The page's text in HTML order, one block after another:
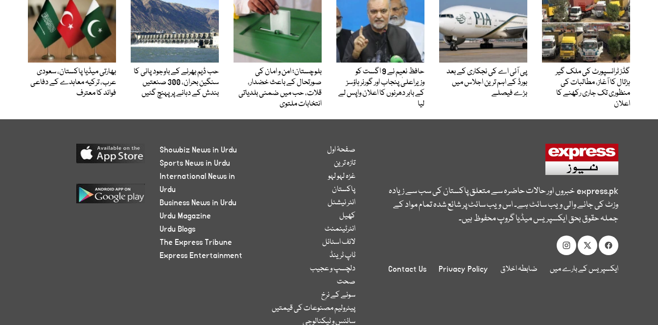
گڈز ٹرانسپورٹ کی ملک گیر
ہڑتال کا آغاز، مطالبات کی
منظوری تک جاری رکھنے کا
اعلان
پی آئی اے کی نجکاری کے بعد
بورڈ کے اہم ترین اجلاس میں
بڑے فیصلے
حافظ نعیم نے 9 اگست کو
وزیراعلیٰ پنجاب اور گورنر ہاؤسز
کے باہر دھرنوں کا اعلان واپس لے
لیا
بلوچستان؛ امن و امان کی
صورتحال کے باعث خضدار،
قلات، حب میں ضمنی بلدیاتی
انتخابات ملتوی
حب ڈیم بھرنے کے باوجود پانی کا
سنگین بحران، 300 صنعتیں
بندش کے دہانے پر پہنچ گئیں
بھارتی میڈیا پاکستان، سعودی
عرب، ترکیہ معاہدے کے دفاعی
فوائد کا معترف
express.pkخبروں اور حالات حاضرہ سے متعلق پاکستان کی سب سے زیادہ
وزٹ کی جانے والی ویب سائٹ ہے۔ اس ویب سائٹ پر شائع شدہ تمام مواد کے
جملہ حقوق بحق ایکسپریس میڈیا گروپ محفوظ ہیں۔
ایکسپریس کے بارے میں ضابطہ اخلاق Privacy Policy
Contact Us
صفحۂ اول
تازہ ترین
غزہ لہو لہو
پاکستان
انٹر نیشنل
کھیل
انٹرٹینمنٹ
لائف اسٹائل
ٹاپ ٹرینڈ
دلچسپ و عجیب
صحت
سونے کے نرخ
پیٹرولیم مصنوعات کی قیمتیں
سائنس و ٹیکنالوجی
Showbiz News in Urdu
Sports News in Urdu
International News in
Urdu
Business News in Urdu
Urdu Magazine
Urdu Blogs
The Express Tribune
Express Entertainment